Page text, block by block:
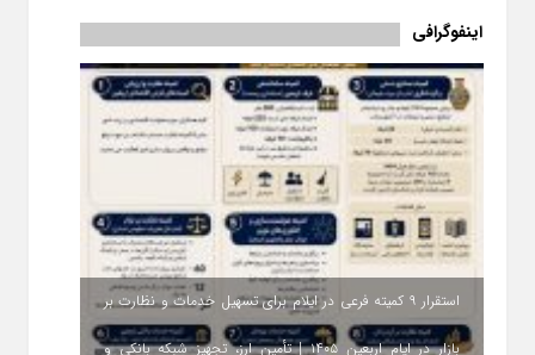
اینفوگرافی
استقرار ۹ کمیته فرعی در ایلام برای تسهیل خدمات و نظارت بر
بازار در ایام اربعین ۱۴۰۵ | تأمین ارز، تجهیز شبکه بانکی و